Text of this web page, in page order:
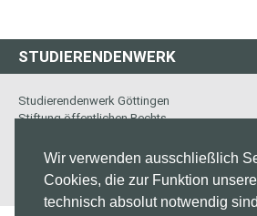
Wir verwenden ausschließlich
Cookies, die zur Funktion
technisch absolut notwendig
STUDIERENDENWERK
Studierendenwerk Göttingen
Stiftung öffentlichen Rechts
37073 Göttingen